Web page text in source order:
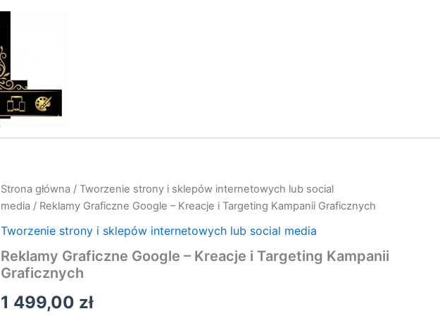
Strona główna / Tworzenie strony i sklepów internetowych lub social
media / Reklamy Graficzne Google – Kreacje i Targeting Kampanii Graficznych
Tworzenie strony i sklepów internetowych lub social media
Reklamy Graficzne Google – Kreacje i Targeting Kampanii
Graficznych
1 499,00 zł
ilość
Reklamy
Graficzne
Google
Kreacje
i
Kampanii
Graficznych